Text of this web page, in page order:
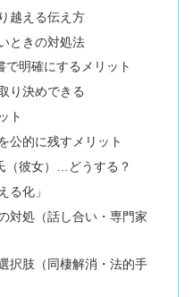
越える伝え方
ときの対処法
明確にするメリット
り決めできる
ト
公的に残すメリット
（彼女）…どうする？
る化」
対処（話し合い・専門家
択肢（同棲解消・法的手